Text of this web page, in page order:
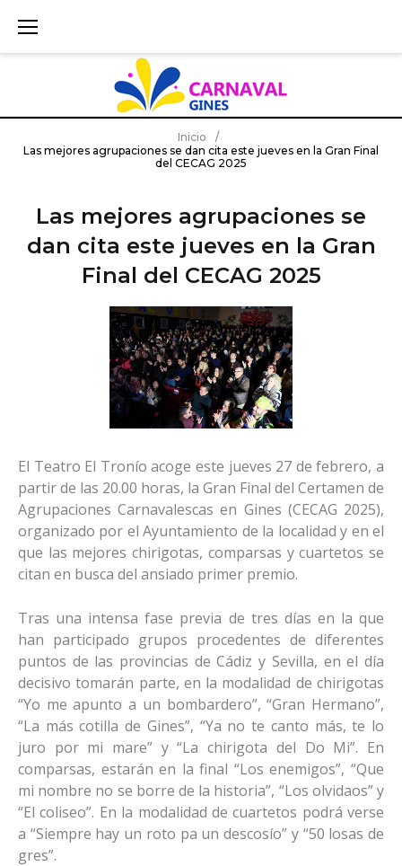
i
o
Inicio
/
Las mejores agrupaciones se dan cita este jueves en la Gran Final
del CECAG 2025
Las mejores agrupaciones se
dan cita este jueves en la Gran
Final del CECAG 2025
El Teatro El Tronío acoge este jueves 27 de febrero, a
partir de las 20.00 horas, la Gran Final del Certamen de
Agrupaciones Carnavalescas en Gines (CECAG 2025),
organizado por el Ayuntamiento de la localidad y en el
que las mejores chirigotas, comparsas y cuartetos se
citan en busca del ansiado primer premio.
Tras una intensa fase previa de tres días en la que
han participado grupos procedentes de diferentes
puntos de las provincias de Cádiz y Sevilla, en el día
decisivo tomarán parte, en la modalidad de chirigotas
“Yo me apunto a un bombardero”, “Gran Hermano”,
“La más cotilla de Gines”, “Ya no te canto más, te lo
juro por mi mare” y “La chirigota del Do Mi”. En
comparsas, estarán en la final “Los enemigos”, “Que
mi nombre no se borre de la historia”, “Los olvidaos” y
“El coliseo”. En la modalidad de cuartetos podrá verse
a “Siempre hay un roto pa un descosío” y “50 losas de
gres”.